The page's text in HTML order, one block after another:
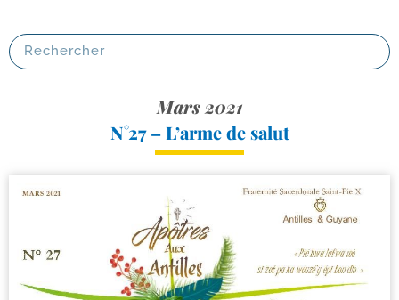
Mars 2021
N°27 – L’arme de salut